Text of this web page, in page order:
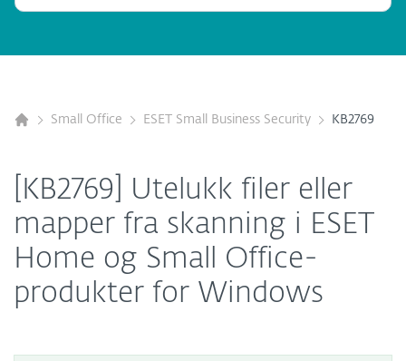
Small Office ESET Small Business Security KB2769
[KB2769] Utelukk filer eller
mapper fra skanning i ESET
Home og Small Office-
produkter for Windows